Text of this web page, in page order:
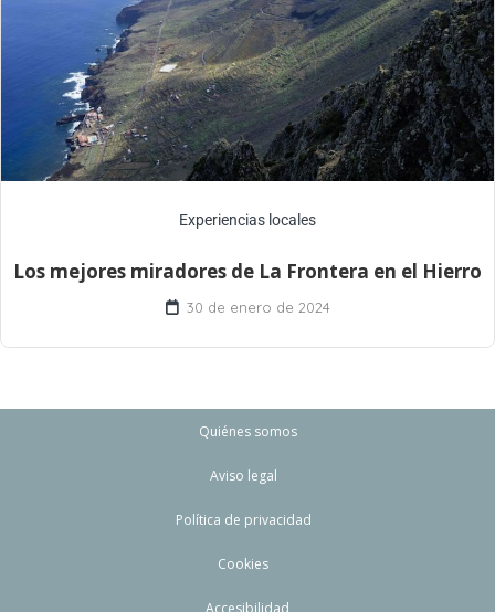
Experiencias locales
Los mejores miradores de La Frontera en el Hierro
30 de enero de 2024
Quiénes somos
Aviso legal
Política de privacidad
Cookies